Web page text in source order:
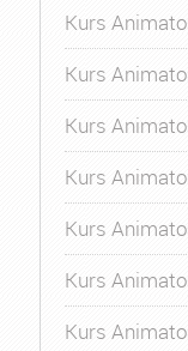
Kurs
Kurs
Kurs
Kurs
Kurs
Kurs
Kurs